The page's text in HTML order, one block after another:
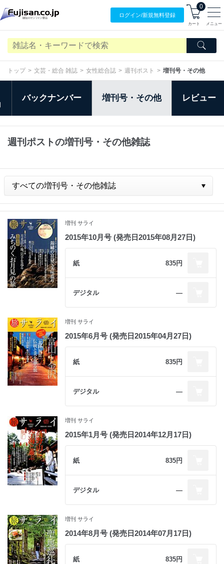
ログイン/新規無料登録
0
カート メニュー
トップ 文芸・総合 雑誌 女性総合誌 週刊ポスト 増刊号・その他
バックナンバー 増刊号・その他 レビュー
週刊ポストの増刊号・その他雑誌
増刊 サライ
2015年10月号 (発売日2015年08月27日)
紙 835円
デジタル ―
増刊 サライ
2015年6月号 (発売日2015年04月27日)
紙 835円
デジタル ―
増刊 サライ
2015年1月号 (発売日2014年12月17日)
紙 835円
デジタル ―
増刊 サライ
2014年8月号 (発売日2014年07月17日)
紙 835円